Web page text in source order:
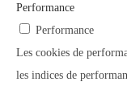
Performance
Performance
Les cookies de
les indices de